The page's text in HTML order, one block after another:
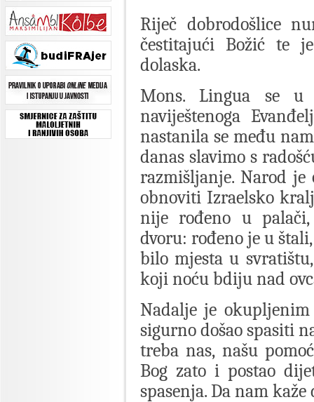
Riječ dobrodošlice
čestitajući Božić te
dolaska.
Mons. Lingua se
naviještenoga
nastanila se među
danas slavimo s
razmišljanje. Narod je
obnoviti Izraelsko
nije rođeno u
dvoru: rođeno je u
bilo mjesta u
koji noću bdiju nad
Nadalje je
sigurno došao spasiti
treba nas, našu
Bog zato i postao
spasenja. Da nam kaže